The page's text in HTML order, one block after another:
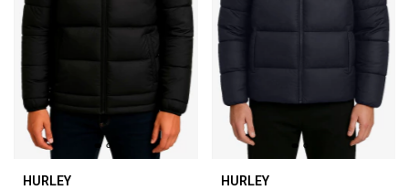
HURLEY
HURLEY